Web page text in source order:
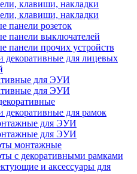
клавиши, накладки
клавиши, накладки
панели розеток
панели выключателей
панели прочих устройств
декоративные для лицевых
для ЭУИ
для ЭУИ
декоративные для рамок
для ЭУИ
для ЭУИ
монтажные
с декоративными рамками
и аксессуары для